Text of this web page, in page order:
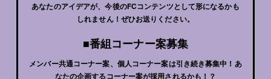
あなたのアイデアが、今後のFCコンテンツとして形になるかも
しれません！ぜひお送りください。
■番組コーナー案募集
メンバー共通コーナー案、個人コーナー案は引き続き募集中！あ
なたの企画するコーナー案が採用されるかも！？